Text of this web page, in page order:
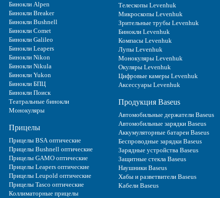
Бинокли Alpen
Бинокли Breaker
Бинокли Bushnell
Бинокли Comet
Бинокли Galileo
Бинокли Leapers
Бинокли Nikon
Бинокли Nikula
Бинокли Yukon
Бинокли БПЦ
Бинокли Поиск
Театральные бинокли
Монокуляры
Прицелы
Прицелы BSA оптические
Прицелы Bushnell оптические
Прицелы GAMO оптические
Прицелы Leapers оптические
Прицелы Leupold оптические
Прицелы Tasco оптические
Коллиматорные прицелы
Телескопы Levenhuk
Микроскопы Levenhuk
Зрительные трубы Levenhuk
Бинокли Levenhuk
Компасы Levenhuk
Лупы Levenhuk
Монокуляры Levenhuk
Окуляры Levenhuk
Цифровые камеры Levenhuk
Аксессуары Levenhuk
Продукция Baseus
Автомобильные держатели Baseus
Автомобильные зарядки Baseus
Аккумуляторные батареи Baseus
Беспроводные зарядки Baseus
Зарядные устройства Baseus
Защитные стекла Baseus
Наушники Baseus
Хабы и разветвители Baseus
Кабели Baseus